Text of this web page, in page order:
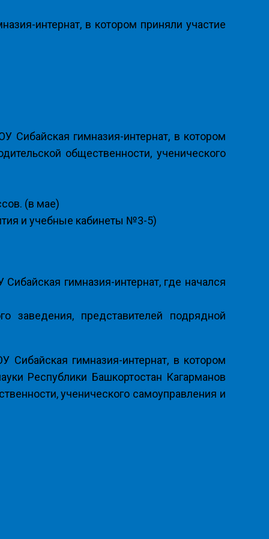
интернат, в котором приняли участие
Сибайская гимназия-интернат, в котором
общественности, ученического
(в мае)
и учебные кабинеты №3-5)
гимназия-интернат, где начался
заведения, представителей подрядной
Сибайская гимназия-интернат, в котором
Республики Башкортостан Кагарманов
ученического самоуправления и